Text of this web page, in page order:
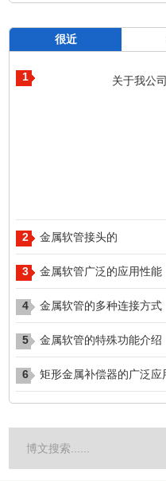
很近
1 关于我公
2 ​​​​​​​金属软管接头的
3 金属软管广泛的应用性能
4 金属软管的多种连接方式
5 金属软管的特殊功能介绍
6 矩形金属补偿器的广泛应